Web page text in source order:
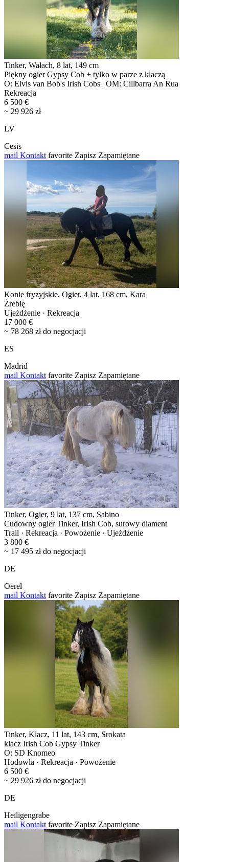
Tinker, Wałach, 8 lat, 149 cm
Piękny ogier Gypsy Cob + tylko w parze z klaczą
O: Elvis van Bob's Irish Cobs | OM: Cillbarra An Rua
Rekreacja
6 500 €
~ 29 926 zł
LV
Cēsis
mail Kontakt favorite Zapisz Zapamiętane
Konie fryzyjskie, Ogier, 4 lat, 168 cm, Kara
Źrebię
Ujeżdżenie · Rekreacja
17 000 €
~ 78 268 zł do negocjacji
ES
Madrid
mail Kontakt favorite Zapisz Zapamiętane
Tinker, Ogier, 9 lat, 137 cm, Sabino
Cudowny ogier Tinker, Irish Cob, surowy diament
Trail · Rekreacja · Powożenie · Ujeżdżenie
3 800 €
~ 17 495 zł do negocjacji
DE
Oerel
mail Kontakt favorite Zapisz Zapamiętane
Tinker, Klacz, 11 lat, 143 cm, Srokata
klacz Irish Cob Gypsy Tinker
O: SD Knomeo
Hodowla · Rekreacja · Powożenie
6 500 €
~ 29 926 zł do negocjacji
DE
Heiligengrabe
mail Kontakt favorite Zapisz Zapamiętane